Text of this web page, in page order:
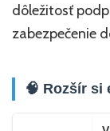
dôležitosť
zabezpečenie
🧠 Rozšír si